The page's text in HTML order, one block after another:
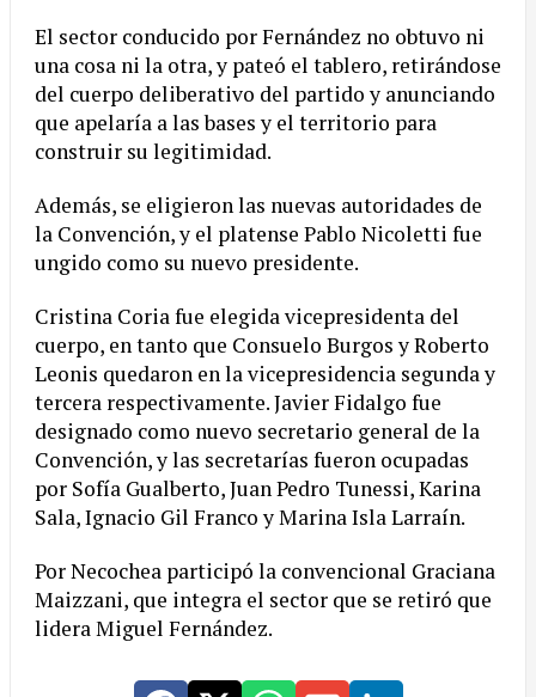
El sector conducido por Fernández no obtuvo ni
una cosa ni la otra, y pateó el tablero, retirándose
del cuerpo deliberativo del partido y anunciando
que apelaría a las bases y el territorio para
construir su legitimidad.
Además, se eligieron las nuevas autoridades de
la Convención, y el platense Pablo Nicoletti fue
ungido como su nuevo presidente.
Cristina Coria fue elegida vicepresidenta del
cuerpo, en tanto que Consuelo Burgos y Roberto
Leonis quedaron en la vicepresidencia segunda y
tercera respectivamente. Javier Fidalgo fue
designado como nuevo secretario general de la
Convención, y las secretarías fueron ocupadas
por Sofía Gualberto, Juan Pedro Tunessi, Karina
Sala, Ignacio Gil Franco y Marina Isla Larraín.
Por Necochea participó la convencional Graciana
Maizzani, que integra el sector que se retiró que
lidera Miguel Fernández.